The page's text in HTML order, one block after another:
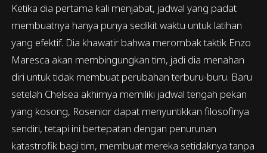
Ketika dia pertama kali menjabat, jadwal yang padat
membuatnya hanya punya sedikit waktu untuk latihan
yang efektif. Dia khawatir bahwa merombak taktik Enzo
Maresca akan membingungkan tim, jadi dia menahan
diri untuk tidak membuat perubahan terburu-buru. Baru
setelah Chelsea akhirnya memiliki jadwal tengah pekan
yang kosong, Rosenior dapat menyuntikkan filosofinya
sendiri, tetapi ini bertepatan dengan penurunan
katastrofik bagi tim, membuat mereka setidaknya tanpa